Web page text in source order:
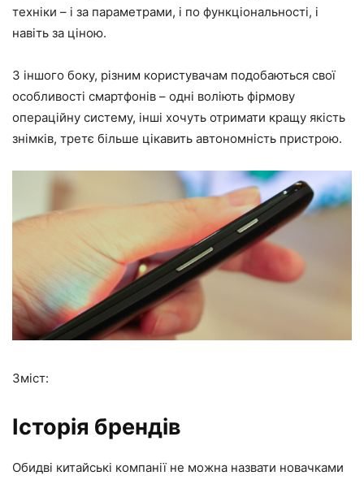
техніки – і за параметрами, і по функціональності, і
навіть за ціною.
З іншого боку, різним користувачам подобаються свої
особливості смартфонів – одні воліють фірмову
операційну систему, інші хочуть отримати кращу якість
знімків, третє більше цікавить автономність пристрою.
Зміст:
Історія брендів
Обидві китайські компанії не можна назвати новачками